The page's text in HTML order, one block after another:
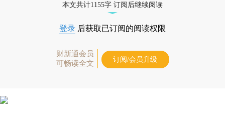
本文共计1155字 订阅后继续阅读
登录 后获取已订阅的阅读权限
财新通会员
可畅读全文
订阅/会员升级